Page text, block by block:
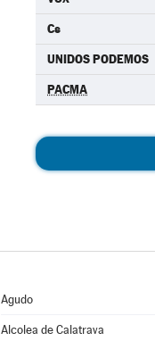
Cs
UNIDOS PODEMOS
PACMA
Agudo
Alcolea de Calatrava